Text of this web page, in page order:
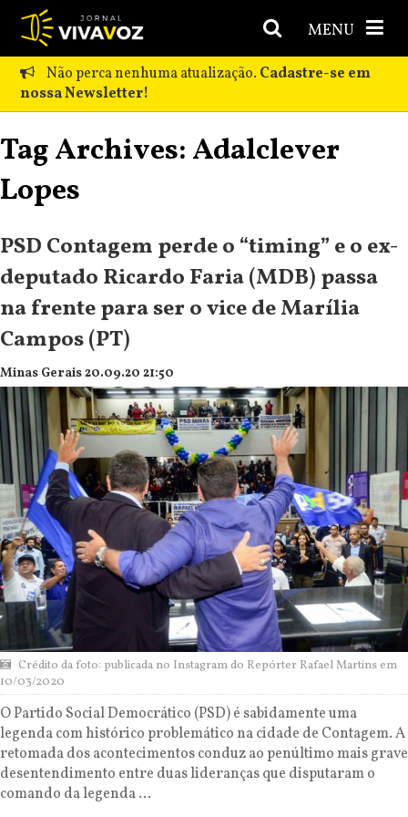
MENU
Não perca nenhuma atualização. Cadastre-se em
nossa Newsletter!
Tag Archives: Adalclever
Lopes
PSD Contagem perde o “timing” e o ex-
deputado Ricardo Faria (MDB) passa
na frente para ser o vice de Marília
Campos (PT)
Minas Gerais 20.09.20 21:50
Crédito da foto: publicada no Instagram do Repórter Rafael Martins em
10/03/2020
O Partido Social Democrático (PSD) é sabidamente uma
legenda com histórico problemático na cidade de Contagem. A
retomada dos acontecimentos conduz ao penúltimo mais grave
desentendimento entre duas lideranças que disputaram o
comando da legenda ...